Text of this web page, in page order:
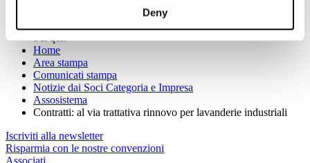
Deny
www.assosistema.it
Home
Area stampa
Comunicati stampa
Notizie dai Soci Categoria e Impresa
Assosistema
Contratti: al via trattativa rinnovo per lavanderie industriali
Iscriviti alla newsletter
Risparmia con le nostre convenzioni
Associati